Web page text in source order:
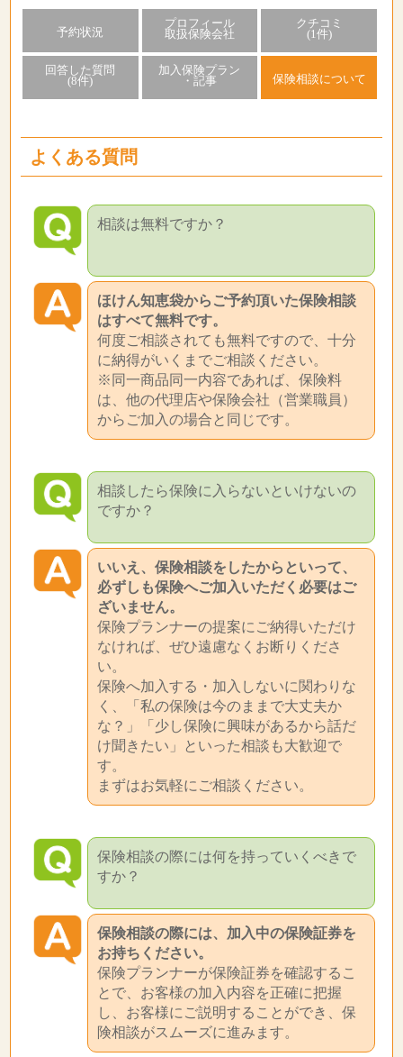
予約状況
プロフィール
取扱保険会社
クチコミ
(1件)
回答した質問
(8件)
加入保険プラン
・記事
保険相談について
よくある質問
相談は無料ですか？
ほけん知恵袋からご予約頂いた保険相談
はすべて無料です。
何度ご相談されても無料ですので、十分
に納得がいくまでご相談ください。
※同一商品同一内容であれば、保険料
は、他の代理店や保険会社（営業職員）
からご加入の場合と同じです。
相談したら保険に入らないといけないの
ですか？
いいえ、保険相談をしたからといって、
必ずしも保険へご加入いただく必要はご
ざいません。
保険プランナーの提案にご納得いただけ
なければ、ぜひ遠慮なくお断りくださ
い。
保険へ加入する・加入しないに関わりな
く、「私の保険は今のままで大丈夫か
な？」「少し保険に興味があるから話だ
け聞きたい」といった相談も大歓迎で
す。
まずはお気軽にご相談ください。
保険相談の際には何を持っていくべきで
すか？
保険相談の際には、加入中の保険証券を
お持ちください。
保険プランナーが保険証券を確認するこ
とで、お客様の加入内容を正確に把握
し、お客様にご説明することができ、保
険相談がスムーズに進みます。